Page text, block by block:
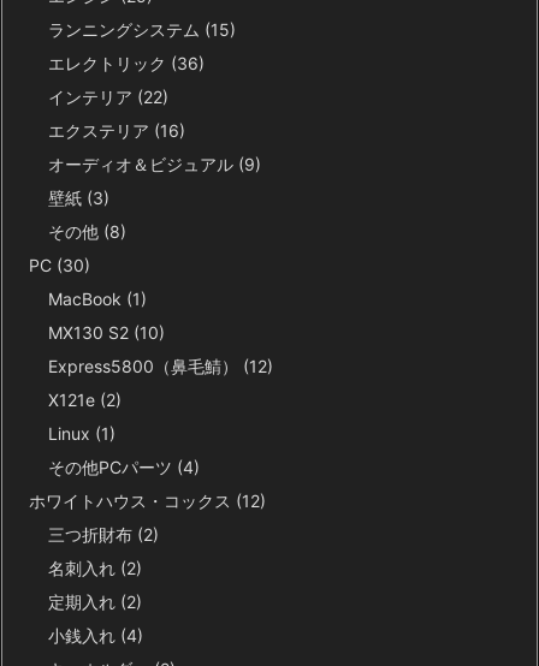
ランニングシステム (15)
エレクトリック (36)
インテリア (22)
エクステリア (16)
オーディオ＆ビジュアル (9)
壁紙 (3)
その他 (8)
PC (30)
MacBook (1)
MX130 S2 (10)
Express5800（鼻毛鯖） (12)
X121e (2)
Linux (1)
その他PCパーツ (4)
ホワイトハウス・コックス (12)
三つ折財布 (2)
名刺入れ (2)
定期入れ (2)
小銭入れ (4)